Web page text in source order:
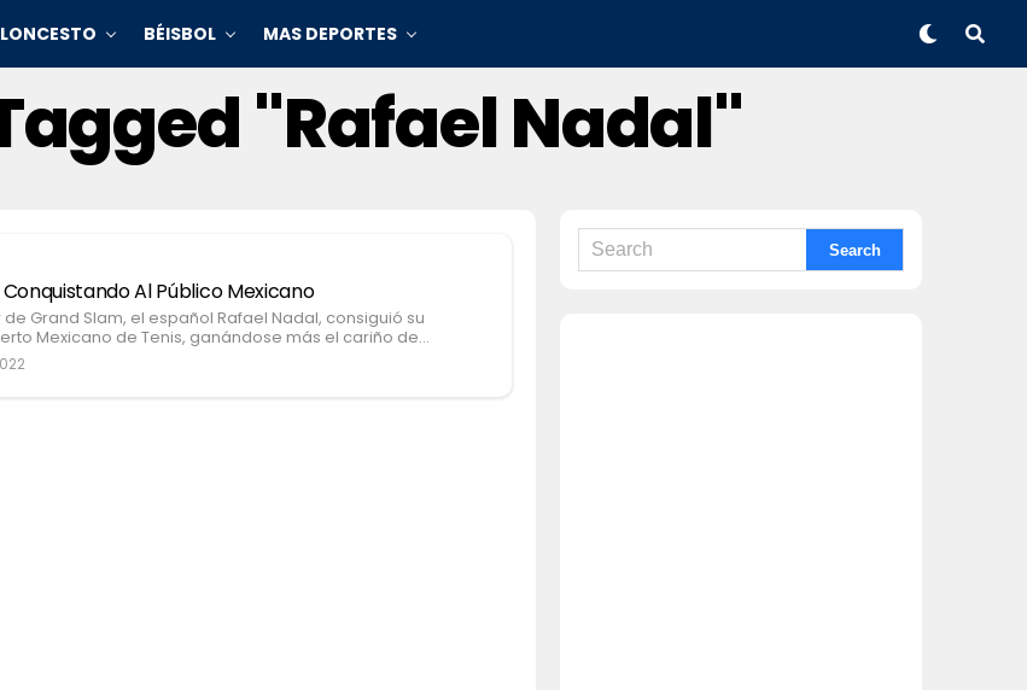
BÉISBOL MAS DEPORTES
"Rafael Nadal"
Conquistando Al Público Mexicano
Grand Slam, el español Rafael Nadal, consiguió su
Mexicano de Tenis, ganándose más el cariño de...